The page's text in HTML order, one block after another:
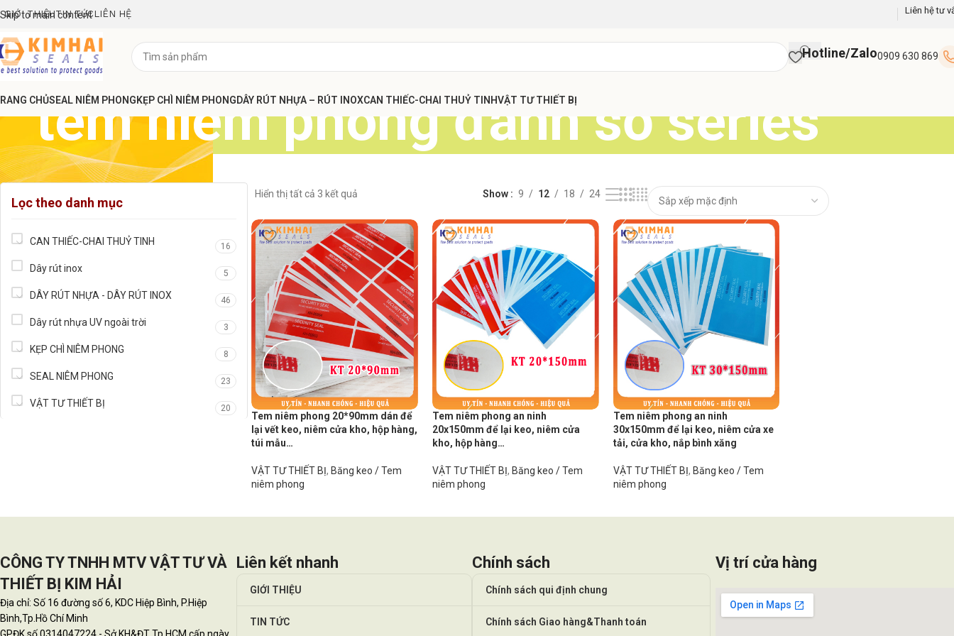
Skip to main content
GIỚI THIỆUTIN TỨC LIÊN HỆ Liên hệ tư
Hotline/Zalo0909 630 869
CHỦSEAL NIÊM PHONGKẸP CHÌ NIÊM PHONGDÂY RÚT NHỰA – RÚT INOXCAN THIẾC-CHAI THUỶ TINHVẬT TƯ THIẾT BỊ
tem niêm phong đánh số series
Lọc theo danh mục
CAN THIẾC-CHAI THUỶ TINH 16
Dây rút inox 5
DÂY RÚT NHỰA - DÂY RÚT INOX 46
Dây rút nhựa UV ngoài trời 3
KẸP CHÌ NIÊM PHONG 8
SEAL NIÊM PHONG 23
VẬT TƯ THIẾT BỊ 20
Hiển thị tất cả 3 kết quả Show 9 12 18 24
Tem niêm phong 20*90mm dán để
lại vết keo, niêm cửa kho, hộp hàng,
túi mẫu…
VẬT TƯ THIẾT BỊ, Băng keo / Tem
niêm phong
Tem niêm phong an ninh
20x150mm để lại keo, niêm cửa
kho, hộp hàng…
VẬT TƯ THIẾT BỊ, Băng keo / Tem
niêm phong
Tem niêm phong an ninh
30x150mm để lại keo, niêm cửa xe
tải, cửa kho, nắp bình xăng
VẬT TƯ THIẾT BỊ, Băng keo / Tem
niêm phong
CÔNG TY TNHH MTV VẬT TƯ VÀ
THIẾT BỊ KIM HẢI
Địa chỉ: Số 16 đường số 6, KDC Hiệp Bình, P.Hiệp
Bình,Tp.Hồ Chí Minh
Liên kết nhanh
GIỚI THIỆU
TIN TỨC
Chính sách
Chính sách qui định chung
Chính sách Giao hàng&Thanh toán
Vị trí cửa hàng